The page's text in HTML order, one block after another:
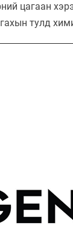
цагаан
тулд